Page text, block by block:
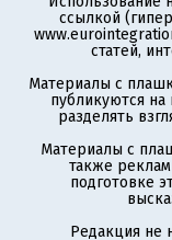
ссылкой
статей,
Материалы с
публикуются
разделять
Материалы с
также
подготовке
Редакция не